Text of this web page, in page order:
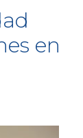
en